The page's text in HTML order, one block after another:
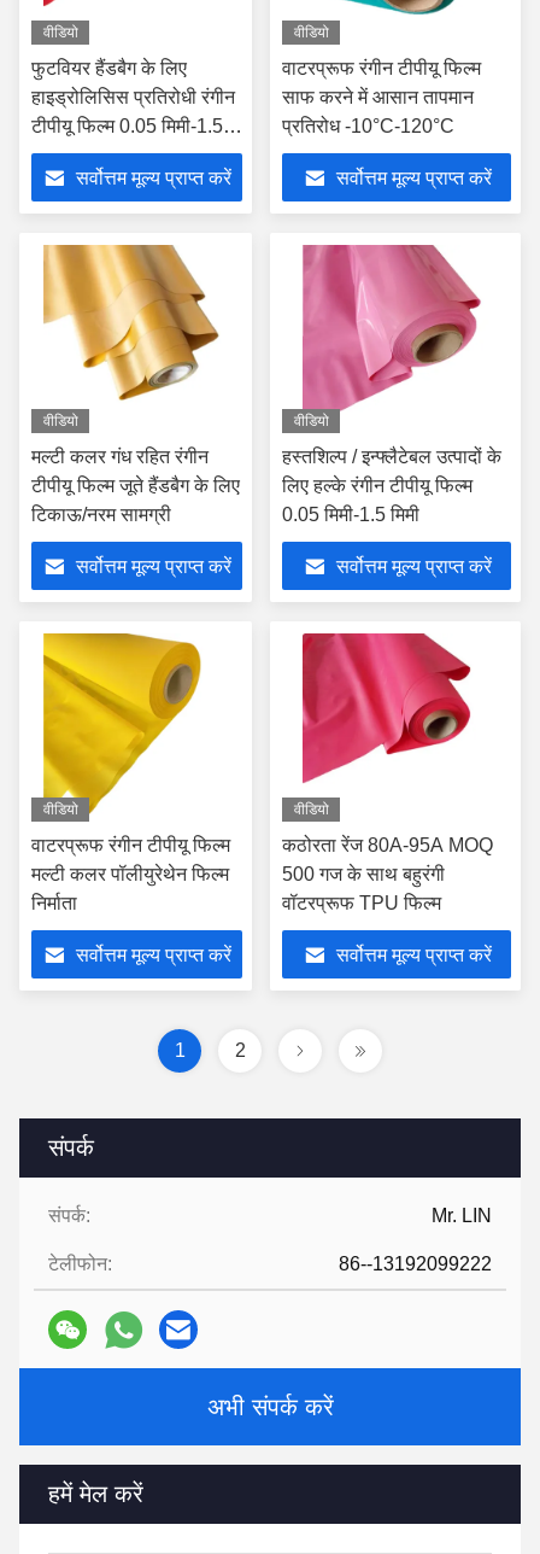
संपर्क
संपर्क: Mr. LIN
टेलीफोन: 86--13192099222
अभी संपर्क करें
हमें मेल करें
वीडियो
फुटवियर हैंडबैग के लिए
हाइड्रोलिसिस प्रतिरोधी रंगीन
टीपीयू फिल्म 0.05 मिमी-1.5
मिमी मोटाई
सर्वोत्तम मूल्य प्राप्त करें
वीडियो
वाटरप्रूफ रंगीन टीपीयू फिल्म
साफ करने में आसान तापमान
प्रतिरोध -10°C-120°C
सर्वोत्तम मूल्य प्राप्त करें
वीडियो
मल्टी कलर गंध रहित रंगीन
टीपीयू फिल्म जूते हैंडबैग के लिए
टिकाऊ/नरम सामग्री
सर्वोत्तम मूल्य प्राप्त करें
वीडियो
हस्तशिल्प / इन्फ्लैटेबल उत्पादों के
लिए हल्के रंगीन टीपीयू फिल्म
0.05 मिमी-1.5 मिमी
सर्वोत्तम मूल्य प्राप्त करें
वीडियो
वाटरप्रूफ रंगीन टीपीयू फिल्म
मल्टी कलर पॉलीयुरेथेन फिल्म
निर्माता
सर्वोत्तम मूल्य प्राप्त करें
वीडियो
कठोरता रेंज 80A-95A MOQ
500 गज के साथ बहुरंगी
वॉटरप्रूफ TPU फिल्म
सर्वोत्तम मूल्य प्राप्त करें
1 2